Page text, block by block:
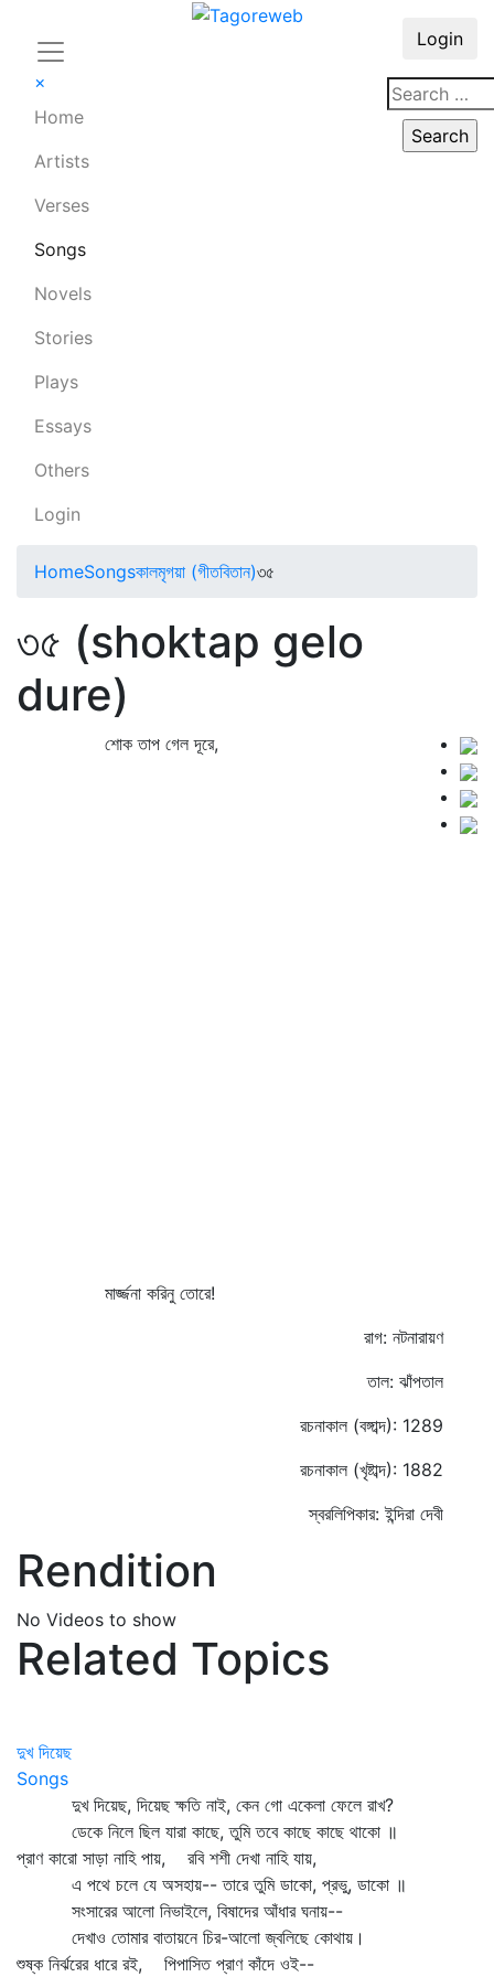
×
Home
Artists
Verses
Songs
Novels
Stories
Plays
Essays
Others
Login
Login
HomeSongsকালমৃগয়া (গীতবিতান)৩৫
৩৫ (shoktap gelo
dure)
শোক তাপ গেল দূরে,
মার্জ্জনা করিনু তোরে!
রাগ: নটনারায়ণ
তাল: ঝাঁপতাল
রচনাকাল (বঙ্গাব্দ): 1289
রচনাকাল (খৃষ্টাব্দ): 1882
স্বরলিপিকার: ইন্দিরা দেবী
Rendition
No Videos to show
Related Topics
দুখ দিয়েছ
Songs
দুখ দিয়েছ, দিয়েছ ক্ষতি নাই, কেন গো একেলা ফেলে রাখ?
ডেকে নিলে ছিল যারা কাছে, তুমি তবে কাছে কাছে থাকো ॥
প্রাণ কারো সাড়া নাহি পায়, রবি শশী দেখা নাহি যায়,
এ পথে চলে যে অসহায়-- তারে তুমি ডাকো, প্রভু, ডাকো ॥
সংসারের আলো নিভাইলে, বিষাদের আঁধার ঘনায়--
দেখাও তোমার বাতায়নে চির-আলো জ্বলিছে কোথায়।
শুষ্ক নির্ঝরের ধারে রই, পিপাসিত প্রাণ কাঁদে ওই--